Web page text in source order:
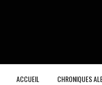
ACCUEIL CHRONIQUES